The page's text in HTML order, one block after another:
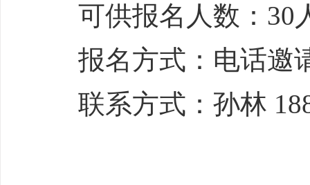
可供报名人数：30
报名方式：电话邀
联系方式：孙林